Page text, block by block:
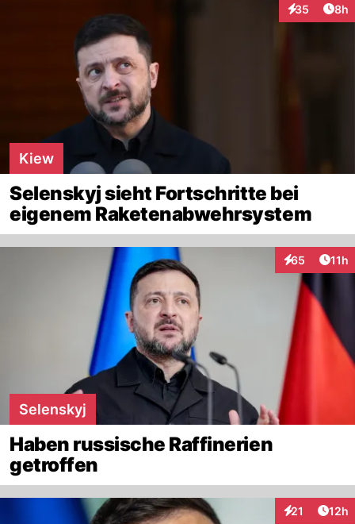
35
Interaktionen
8h
Kiew
Selenskyj sieht Fortschritte bei
eigenem Raketenabwehrsystem
65
Interaktionen
11h
Selenskyj
Haben russische Raffinerien
getroffen
21
Interaktionen
12h